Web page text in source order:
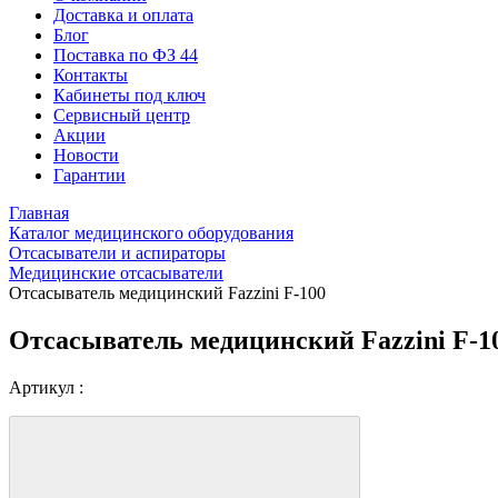
Доставка и оплата
Блог
Поставка по ФЗ 44
Контакты
Кабинеты под ключ
Сервисный центр
Акции
Новости
Гарантии
Главная
Каталог медицинского оборудования
Отсасыватели и аспираторы
Медицинские отсасыватели
Отсасыватель медицинский Fazzini F-100
Отсасыватель медицинский Fazzini F-
Артикул :